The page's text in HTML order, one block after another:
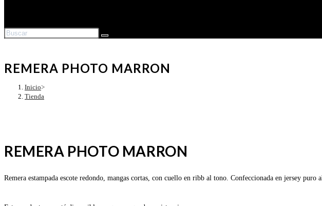
REMERA PHOTO MARRON
Inicio>
Tienda
REMERA PHOTO MARRON
Remera estampada escote redondo, mangas cortas, con cuello en ribb al tono. Confeccionada en jersey puro